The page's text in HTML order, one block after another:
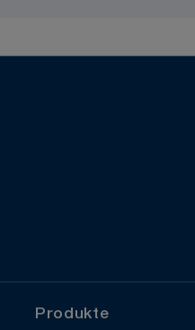
Produkte